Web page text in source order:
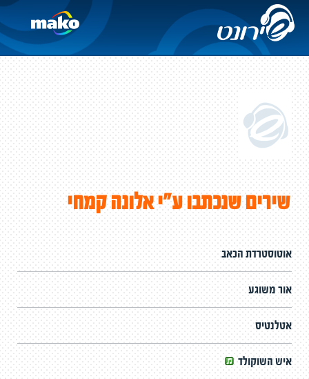
שירים שנכתבו ע"י אלונה קמחי
אוטוסטרדת הכאב
אור משוגע
אטלנטיס
איש השוקולד